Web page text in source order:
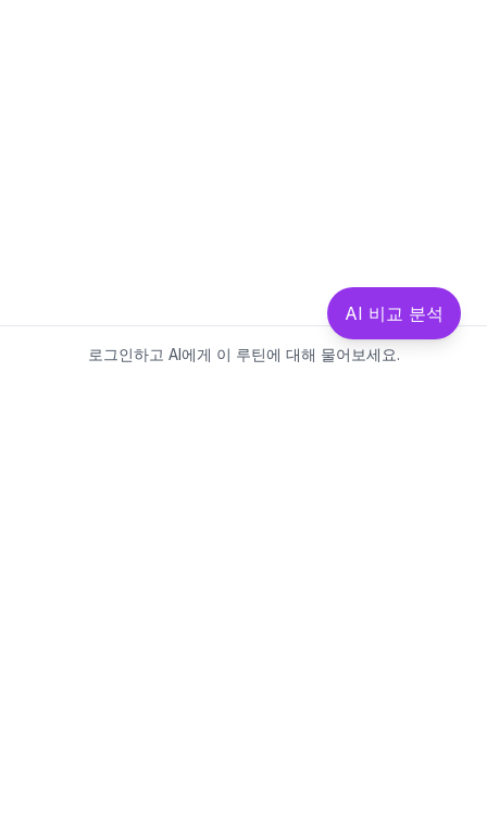
로그인하고 AI에게 이 루틴에 대해 물어보세요.
AI 비교 분석